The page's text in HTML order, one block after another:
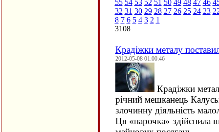
55 54 53 52 51 50 49 48 47 46
32 31 30 29 28 27 26 25 24 23
8 7 6 5 4 3 2 1
3108
Крадіжки металу
2012-05-08 01:00:46
Крадіжки
річний мешканець
злочинну діяльність
Ця «парочка» здійснила